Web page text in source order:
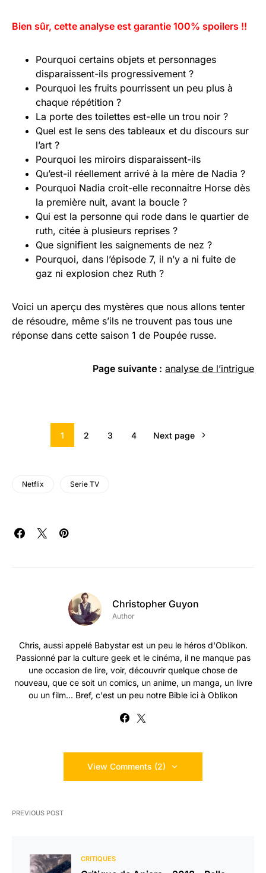
Bien sûr, cette analyse est garantie 100% spoilers !!
Pourquoi certains objets et personnages
disparaissent-ils progressivement ?
Pourquoi les fruits pourrissent un peu plus à
chaque répétition ?
La porte des toilettes est-elle un trou noir ?
Quel est le sens des tableaux et du discours sur
l’art ?
Pourquoi les miroirs disparaissent-ils
Qu’est-il réellement arrivé à la mère de Nadia ?
Pourquoi Nadia croit-elle reconnaitre Horse dès
la première nuit, avant la boucle ?
Qui est la personne qui rode dans le quartier de
ruth, citée à plusieurs reprises ?
Que signifient les saignements de nez ?
Pourquoi, dans l’épisode 7, il n’y a ni fuite de
gaz ni explosion chez Ruth ?
Voici un aperçu des mystères que nous allons tenter
de résoudre, même s’ils ne trouvent pas tous une
réponse dans cette saison 1 de Poupée russe.
Page suivante : analyse de l’intrigue
1 2 3 4 Next page
Netflix Serie TV
Christopher Guyon
Author
Chris, aussi appelé Babystar est un peu le héros d'Oblikon.
Passionné par la culture geek et le cinéma, il ne manque pas
une occasion de lire, voir, découvrir quelque chose de
nouveau, que ce soit un comics, un anime, un manga, un livre
ou un film... Bref, c'est un peu notre Bible ici à Oblikon
View Comments (2)
PREVIOUS POST
CRITIQUES